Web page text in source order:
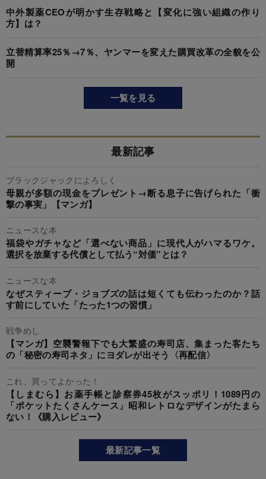
中外製薬CEOが明かす生存戦略と【変化に強い組織の作り
方】は？
立替精算率25％→7％、ヤンマーを変えた購買改革の全貌を公
開
一覧を見る
最新記事
ブラックジャックによろしく
母親が多額の現金をプレゼント→断る息子に告げられた「衝
撃の事実」【マンガ】
ニュースな本
福袋やガチャなど「選べない商品」に現代人がハマるワケ。
選択を放棄する代償として払う“対価”とは？
ニュースな本
なぜスティーブ・ジョブズの話は短くても伝わったのか？話
す前にしていた「たった1つの習慣」
戦争めし
【マンガ】空襲警報下でも大繁盛の寿司店、集まった客たち
の「秘密の寿司ネタ」にヨダレが出そう〈再配信〉
これ、買ってよかった！
【しまむら】お薬手帳と診察券45枚がスッポリ！1089円の
「ポケットたくさんケース」昭和レトロなデザインがたまら
ない！《購入レビュー》
最新記事一覧